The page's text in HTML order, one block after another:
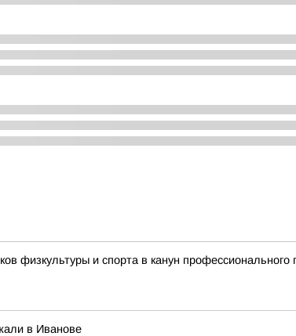
физкультуры и спорта в канун профессионального
в Иванове